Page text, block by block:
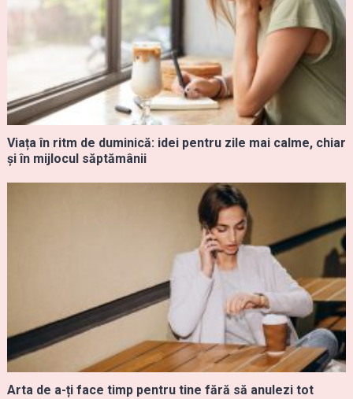
Viața în ritm de duminică: idei pentru zile mai calme, chiar
și în mijlocul săptămânii
Arta de a-ți face timp pentru tine fără să anulezi tot